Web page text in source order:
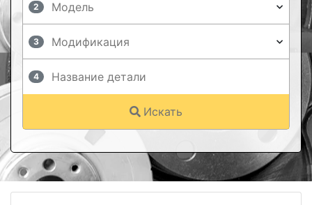
2
3
4
Искать